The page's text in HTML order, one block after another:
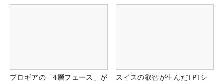
プロギアの「4層フェース」が
スイスの叡智が生んだTPTシ